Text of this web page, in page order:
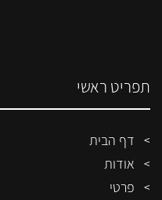
תפריט ראשי
דף הבית
אודות
פרטי